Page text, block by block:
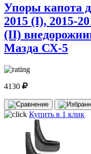
Упоры капота
2015 (I), 2015-
(II)
Мазда СХ-5
4130
Купить в 1 клик